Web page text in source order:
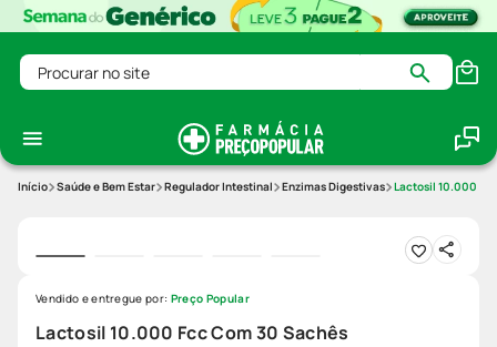
Procurar no site
Saúde e Bem Estar Regulador Intestinal Enzimas Digestivas Lactosil 10.000
Lactosil 10.000 Fcc Com 30 Sachês
Vendido e entregue por: Preço Popular